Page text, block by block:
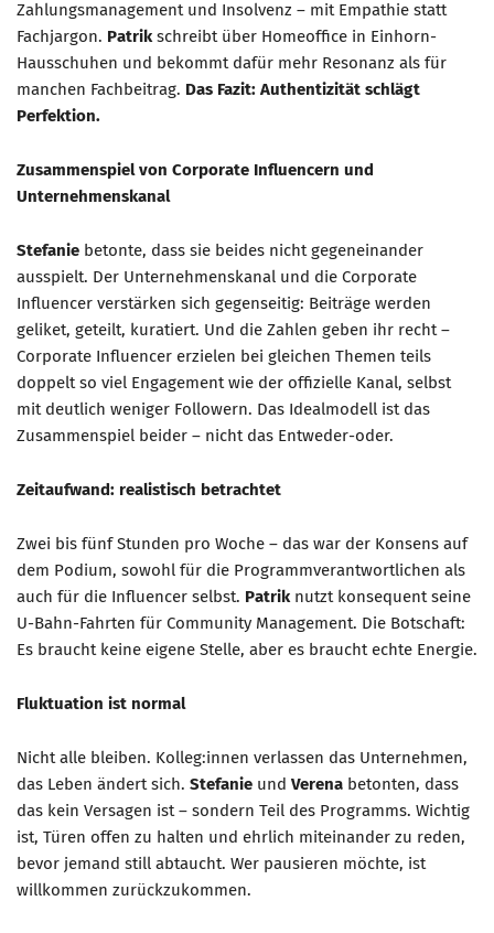
Zahlungsmanagement und Insolvenz – mit Empathie statt
Fachjargon. Patrik schreibt über Homeoffice in Einhorn-
Hausschuhen und bekommt dafür mehr Resonanz als für
manchen Fachbeitrag. Das Fazit: Authentizität schlägt
Perfektion.
Zusammenspiel von Corporate Influencern und
Unternehmenskanal
Stefanie betonte, dass sie beides nicht gegeneinander
ausspielt. Der Unternehmenskanal und die Corporate
Influencer verstärken sich gegenseitig: Beiträge werden
geliket, geteilt, kuratiert. Und die Zahlen geben ihr recht –
Corporate Influencer erzielen bei gleichen Themen teils
doppelt so viel Engagement wie der offizielle Kanal, selbst
mit deutlich weniger Followern. Das Idealmodell ist das
Zusammenspiel beider – nicht das Entweder-oder.
Zeitaufwand: realistisch betrachtet
Zwei bis fünf Stunden pro Woche – das war der Konsens auf
dem Podium, sowohl für die Programmverantwortlichen als
auch für die Influencer selbst. Patrik nutzt konsequent seine
U-Bahn-Fahrten für Community Management. Die Botschaft:
Es braucht keine eigene Stelle, aber es braucht echte Energie.
Fluktuation ist normal
Nicht alle bleiben. Kolleg:innen verlassen das Unternehmen,
das Leben ändert sich. Stefanie und Verena betonten, dass
das kein Versagen ist – sondern Teil des Programms. Wichtig
ist, Türen offen zu halten und ehrlich miteinander zu reden,
bevor jemand still abtaucht. Wer pausieren möchte, ist
willkommen zurückzukommen.